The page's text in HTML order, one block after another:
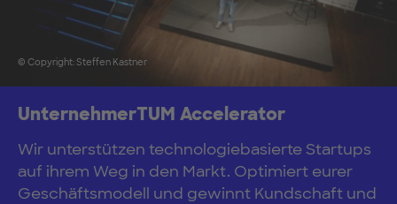
© Copyright: Steffen Kastner
UnternehmerTUM Accelerator
Wir unterstützen technologiebasierte Startups
auf ihrem Weg in den Markt. Optimiert eurer
Geschäftsmodell und gewinnt Kundschaft und